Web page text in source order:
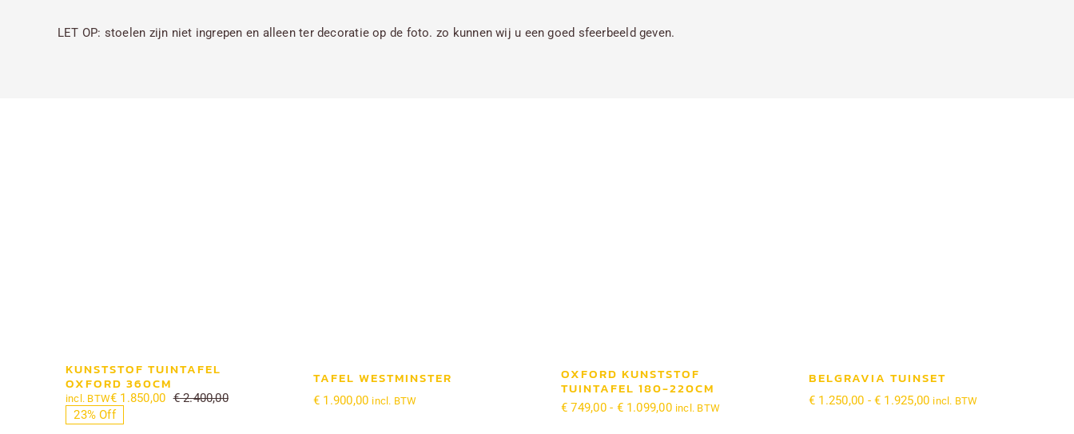
LET OP: stoelen zijn niet ingrepen en alleen ter decoratie op de foto. zo kunnen wij u een goed sfeerbeeld geven.
KUNSTSTOF TUINTAFEL
OXFORD 360CM
€2.400,00Oorspronkelijke
€ 1.850,00
Huidige
incl. BTW
23% Off
TAFEL WESTMINSTER
€ 1.900,00 incl. BTW
OXFORD KUNSTSTOF
TUINTAFEL 180-220CM
€ 749,00 - €1.099,00Prijsklasse:
incl. BTW
BELGRAVIA TUINSET
€ 1.250,00 - € 1.925,00Prijsklasse:
incl. BTW